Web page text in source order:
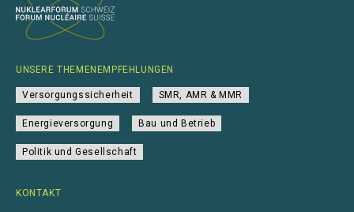
KONTAKT
UNSERE THEMENEMPFEHLUNGEN
Versorgungssicherheit SMR, AMR & MMR
Energieversorgung Bau und Betrieb
Politik und Gesellschaft